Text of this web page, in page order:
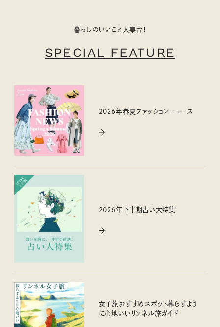
暮らしのいいこと大集合！
SPECIAL FEATURE
2026年春夏ファッションニュース
2026年下半期占い大特集
女子旅おすすめスポット暮らすよう
に心地いいリンネル旅ガイド